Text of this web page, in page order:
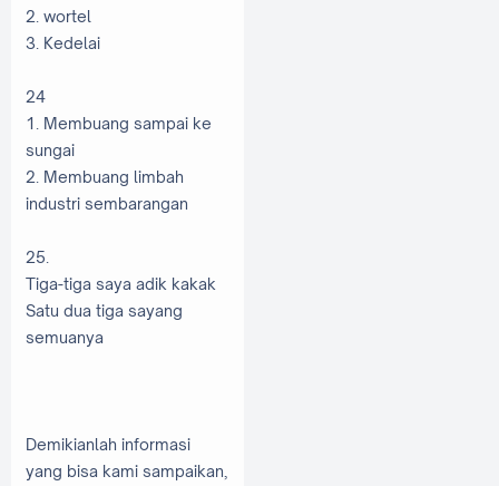
2. wortel
3. Kedelai
24
1. Membuang sampai ke
sungai
2. Membuang limbah
industri sembarangan
25.
Tiga-tiga saya adik kakak
Satu dua tiga sayang
semuanya
Demikianlah informasi
yang bisa kami sampaikan,